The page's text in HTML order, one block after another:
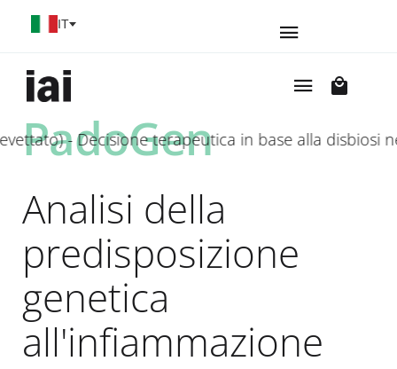
Seleziona la tua lingua
IT
- Decisione terapeutica in base alla disbiosi nel
PadoGen
Analisi della
predisposizione
genetica
all'infiammazione